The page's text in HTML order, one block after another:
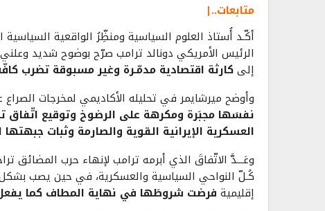
متابعات..|
أكّـد أُستاذ العلوم السياسية ومنظِّرُ الواقعية السياسية
الرئيس الأمريكي دونالد ترامب صرّح بوضوح شديد
إلىكارثة اقتصادية مدمّـرة وغير مسبوقة تضرب
وأوضح ميرشايمر في تحليله الأكاديمي لمخرجات
نفسَها مجبَرة ومكرهة على الرضوخ وتوقيع اتّفاق
العسكرية الإيرانية القوية والصارمة وثبات
وعَـــدَّ الاتّفاقَ الذي أبرمه ترامب لإنهاء حرب المضائق
كُـلّ النواحي السياسية والعسكرية، في حين يصب
إقليمية فرضت شروطَها في نهاية المطاف كما